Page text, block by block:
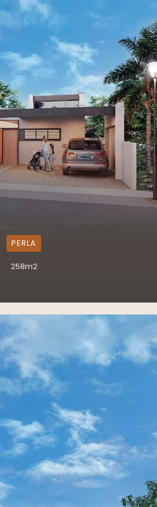
PERLA
258m2